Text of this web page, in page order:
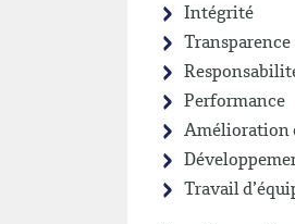
Intégrité
Transparence
Performance
Amélioration
Travail